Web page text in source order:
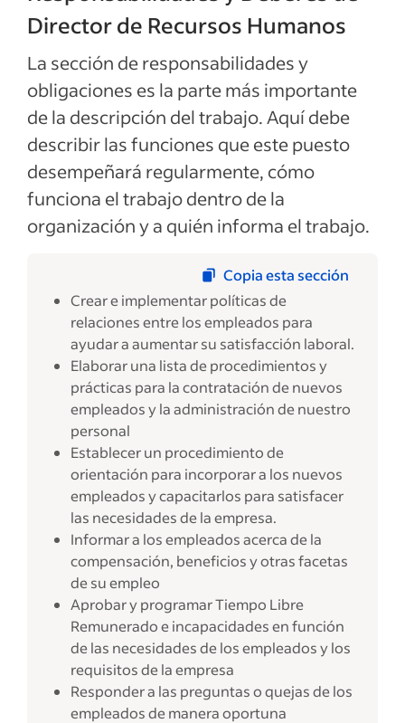
Director de Recursos Humanos
La sección de responsabilidades y
obligaciones es la parte más importante
de la descripción del trabajo. Aquí debe
describir las funciones que este puesto
desempeñará regularmente, cómo
funciona el trabajo dentro de la
organización y a quién informa el trabajo.
Copia esta sección
Crear e implementar políticas de
relaciones entre los empleados para
ayudar a aumentar su satisfacción laboral.
Elaborar una lista de procedimientos y
prácticas para la contratación de nuevos
empleados y la administración de nuestro
personal
Establecer un procedimiento de
orientación para incorporar a los nuevos
empleados y capacitarlos para satisfacer
las necesidades de la empresa.
Informar a los empleados acerca de la
compensación, beneficios y otras facetas
de su empleo
Aprobar y programar Tiempo Libre
Remunerado e incapacidades en función
de las necesidades de los empleados y los
requisitos de la empresa
Responder a las preguntas o quejas de los
empleados de manera oportuna